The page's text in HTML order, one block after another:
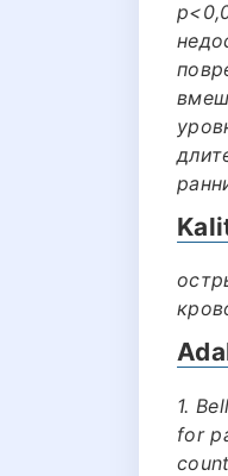
1.
for